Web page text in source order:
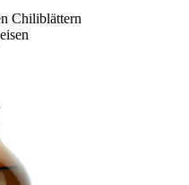
Chiliblättern